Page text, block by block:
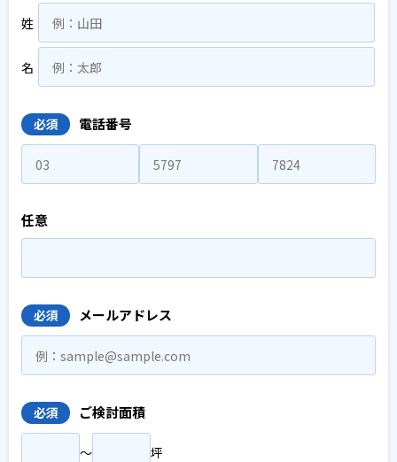
姓
名
必須 電話番号
任意
必須 メールアドレス
必須 ご検討面積
〜 坪